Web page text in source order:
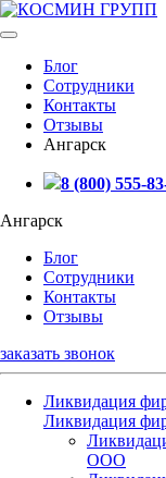
Блог
Сотрудники
Контакты
Отзывы
Ангарск
8 (800) 555-
Ангарск
Блог
Сотрудники
Контакты
Отзывы
заказать звонок
Ликвидация
Ликвидация
ООО